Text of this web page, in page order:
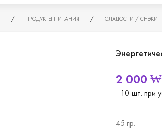
/ ПРОДУКТЫ ПИТАНИЯ / СЛАДОСТИ / СНЭКИ
2 000 ₩
10 шт. при
45 гр.